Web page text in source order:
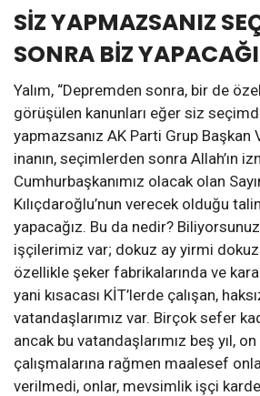
SİZ YAPMAZSANIZ
SONRA BİZ
Yalım, “Depremden sonra, bir de
görüşülen kanunları eğer siz
yapmazsanız AK Parti Grup Başkan
inanın, seçimlerden sonra Allah’ın
Cumhurbaşkanımız olacak olan
Kılıçdaroğlu’nun verecek olduğu
yapacağız. Bu da nedir?
işçilerimiz var; dokuz ay yirmi dokuz
özellikle şeker fabrikalarında ve
yani kısacası KİT’lerde çalışan,
vatandaşlarımız var. Birçok sefer
ancak bu vatandaşlarımız beş yıl, on
çalışmalarına rağmen maalesef
verilmedi, onlar, mevsimlik işçi